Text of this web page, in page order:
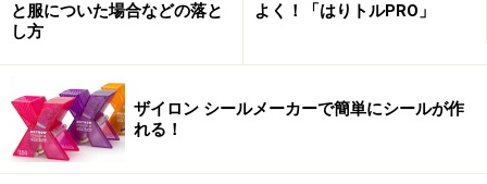
と服についた場合などの落と
し方
よく！「はりトルPRO」
ザイロン シールメーカーで簡単にシールが作
れる！